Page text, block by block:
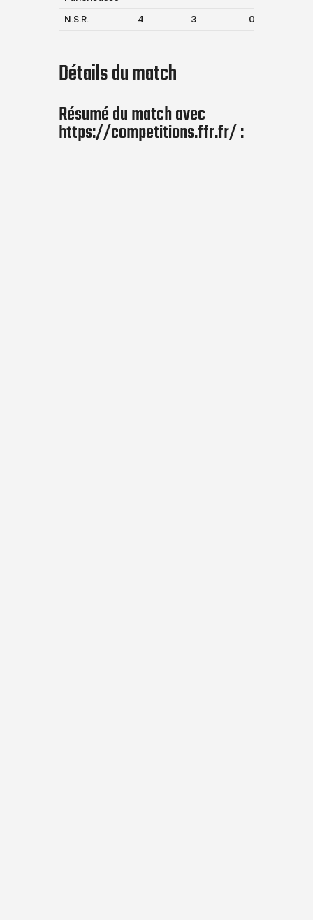
N.S.R. 4 3 0
Détails du match
Résumé du match avec
https://competitions.ffr.fr/ :